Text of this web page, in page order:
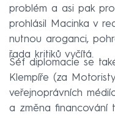
problém a asi pak
prohlásil Macinka v
nutnou aroganci,
řada kritiků vyčítá.
Šéf diplomacie se
Klempíře (za
veřejnoprávních
a změna financování